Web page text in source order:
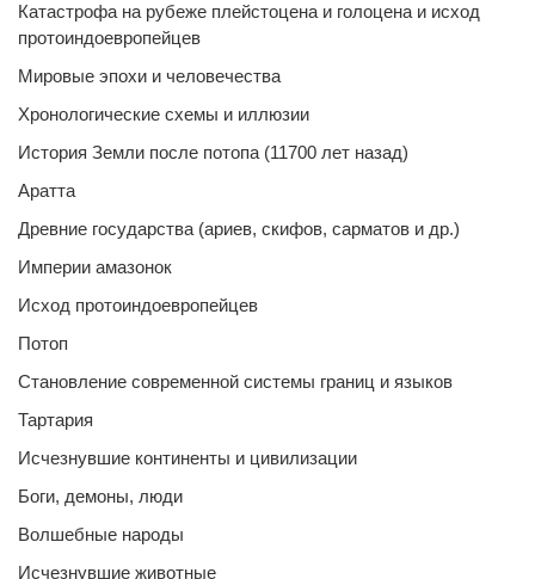
Катастрофа на рубеже плейстоцена и голоцена и исход
протоиндоевропейцев
Мировые эпохи и человечества
Хронологические схемы и иллюзии
История Земли после потопа (11700 лет назад)
Аратта
Древние государства (ариев, скифов, сарматов и др.)
Империи амазонок
Исход протоиндоевропейцев
Потоп
Становление современной системы границ и языков
Тартария
Исчезнувшие континенты и цивилизации
Боги, демоны, люди
Волшебные народы
Исчезнувшие животные